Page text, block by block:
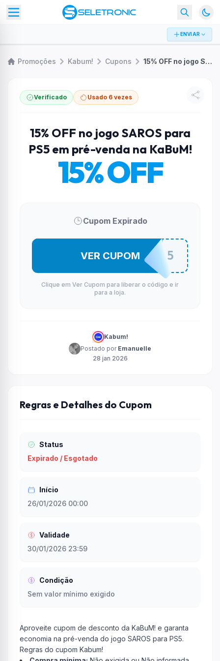
ENVIAR
Promoções Kabum! Cupons 15% OFF no jogo SAROS para PS5 em pré-venda na KaBuM!
Verificado Usado 6 vezes
15% OFF no jogo SAROS para
PS5 em pré-venda na KaBuM!
15% OFF
Cupom Expirado
SAROS15
VER CUPOM
Clique em Ver Cupom para liberar o código e ir
para a loja.
Kabum!
Postado por Emanuelle
28 jan 2026
Regras e Detalhes do Cupom
Status
Expirado / Esgotado
Início
26/01/2026 00:00
Validade
30/01/2026 23:59
Condição
Sem valor mínimo exigido
Aproveite cupom de desconto da KaBuM! e garanta
economia na pré-venda do jogo SAROS para PS5.
Regras do cupom Kabum!